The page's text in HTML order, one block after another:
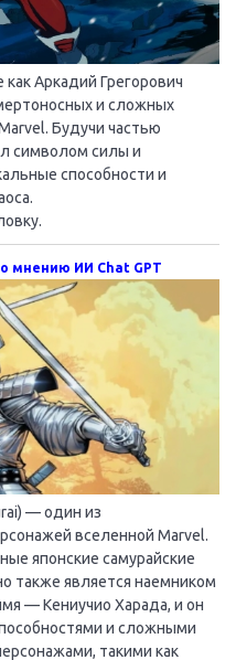
Аркадий Грегорович
и сложных
Будучи частью
символом силы и
способности и
мнению ИИ Chat GPT
— один из
вселенной Marvel.
японские самурайские
также является наемником
— Кениучио Харада, и он
и сложными
такими как